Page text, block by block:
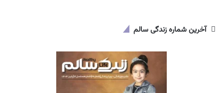
آخرین شماره زندگی سالم